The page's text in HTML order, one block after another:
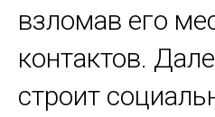
взломав его
контактов.
строит